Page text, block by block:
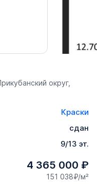
округ,
Краски
сдан
9/13 эт.
4 365 000 ₽
151 038₽/м²